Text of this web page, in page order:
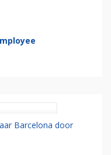
Barcelona door